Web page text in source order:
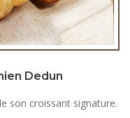
Dedun
son croissant signature.